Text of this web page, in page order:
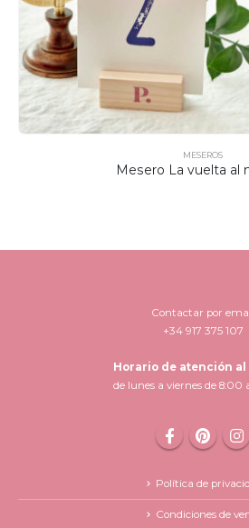
MESEROS
Mesero La vuelta al
Contactar por
+34 917 375 107
Horario de atención
de lunes a viernes de 8:00
Política de
Condiciones de